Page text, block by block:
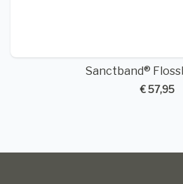
Sanctband®
€ 57,95